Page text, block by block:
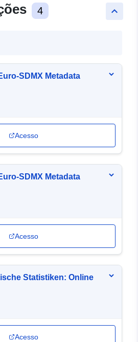
keyboard_arrow_up
4
SDMX Metadata
Acesso
SDMX Metadata
Acesso
Statistiken: Online
Acesso